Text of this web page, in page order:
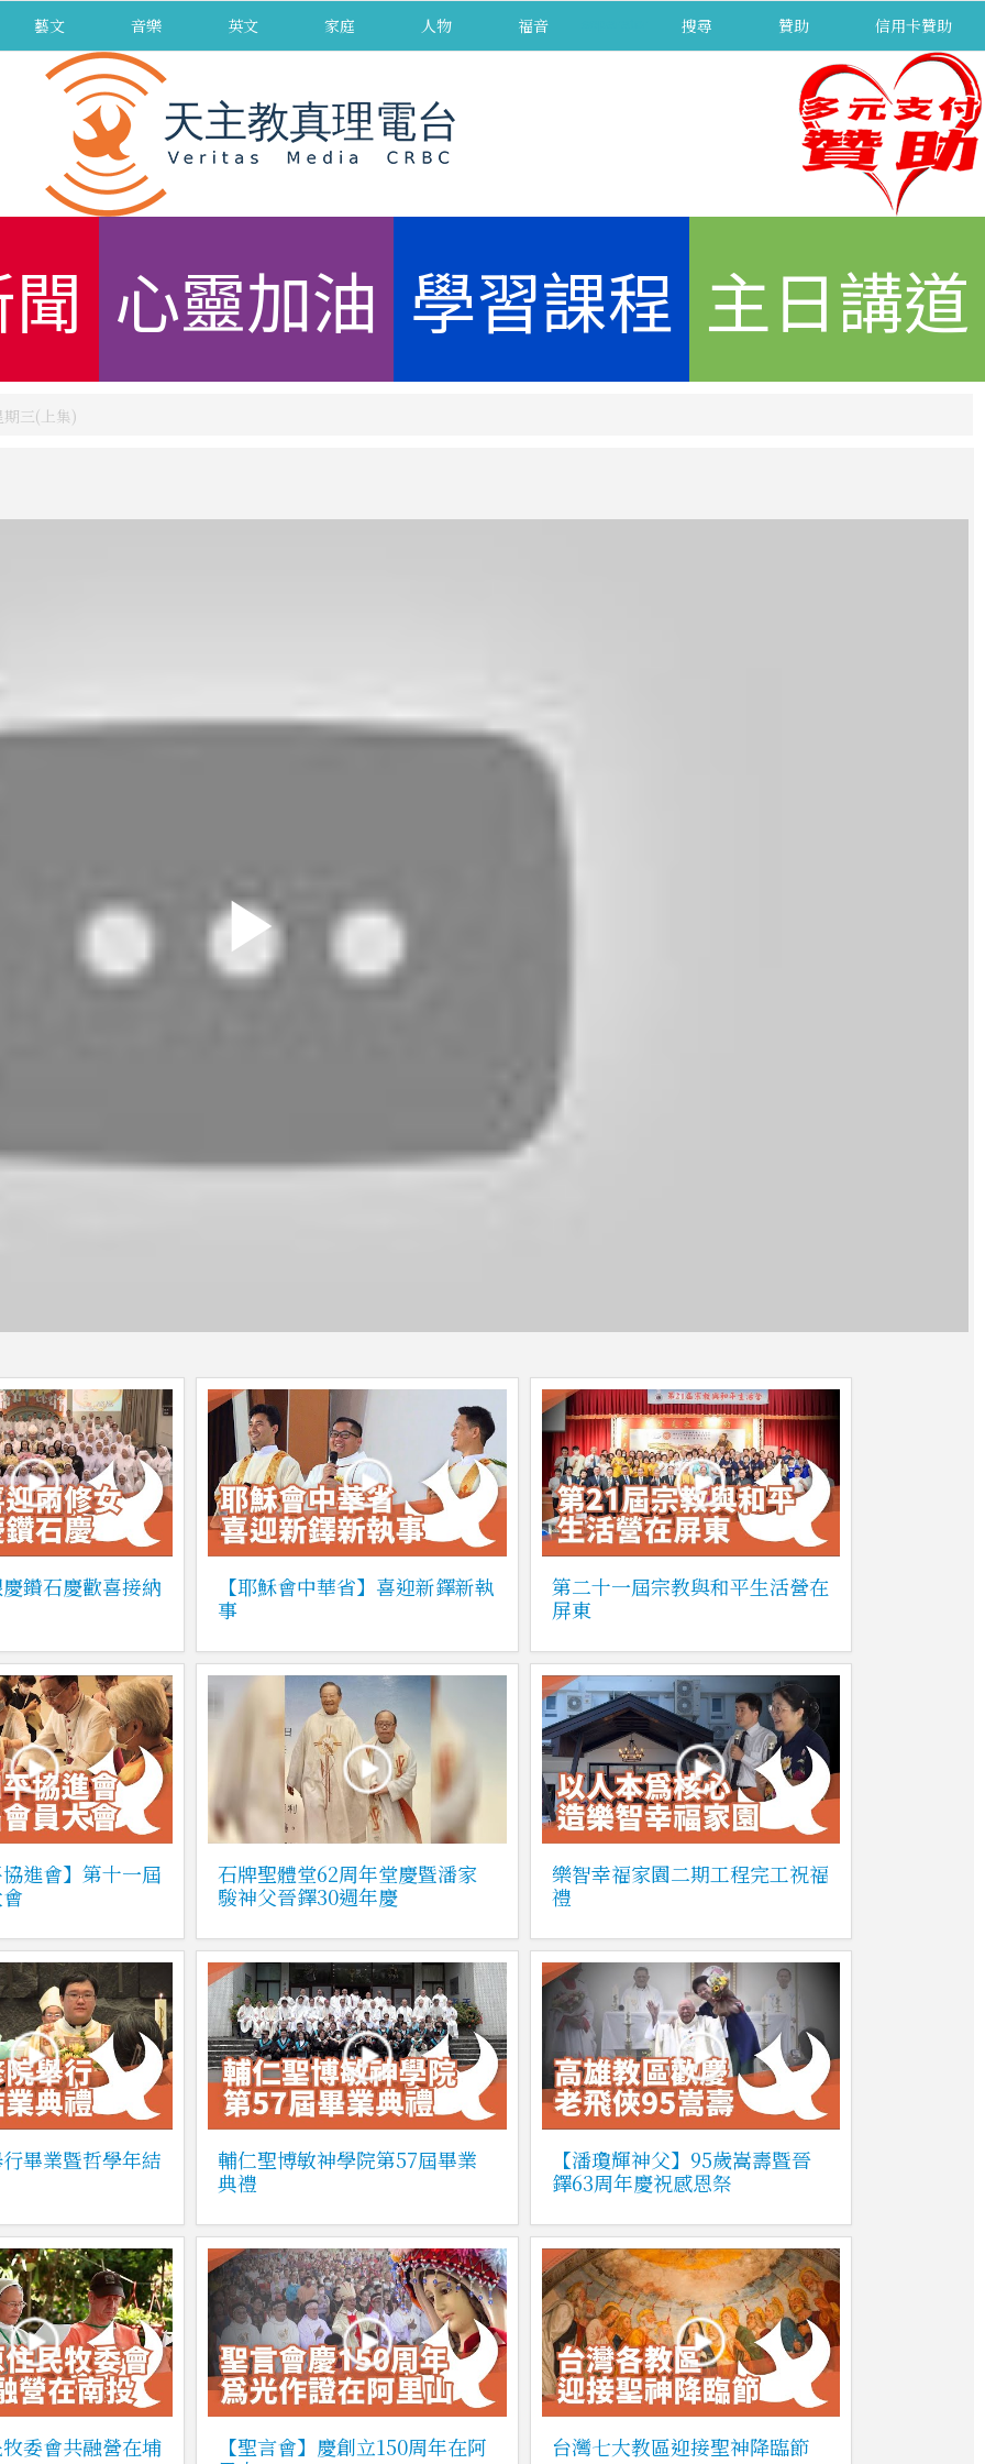
藝文 音樂 英文 家庭 人物 福音 搜尋 贊助 信用卡贊助
心靈加油 學習課程 主日講道
三(上集)
鑽石慶歡喜接納
【耶穌會中華省】喜迎新鐸新執
事
第二十一屆宗教與和平生活營在
屏東
進會】第十一屆
石牌聖體堂62周年堂慶暨潘家
駿神父晉鐸30週年慶
樂智幸福家園二期工程完工祝福
禮
畢業暨哲學年結
輔仁聖博敏神學院第57屆畢業
典禮
【潘瓊輝神父】95歲嵩壽暨晉
鐸63周年慶祝感恩祭
委會共融營在埔
【聖言會】慶創立150周年在阿
台灣七大教區迎接聖神降臨節